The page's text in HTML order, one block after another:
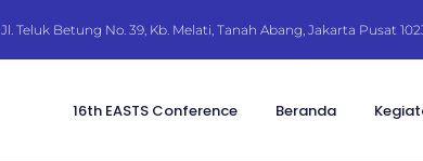
Jl. Teluk Betung No. 39, Kb. Melati, Tanah Abang, Jakarta Pusat
16th EASTS Conference Beranda